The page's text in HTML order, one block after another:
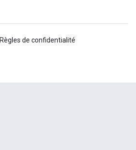
Règles de confidentialité